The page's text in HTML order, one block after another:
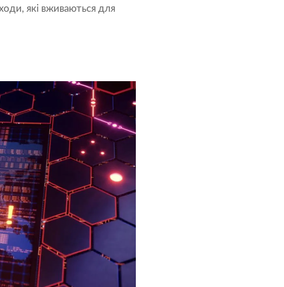
які вживаються для